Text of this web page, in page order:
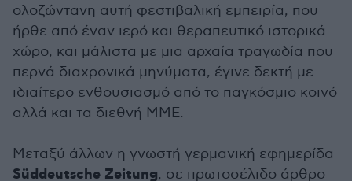
ολοζώντανη αυτή φεστιβαλική εμπειρία, που
ήρθε από έναν ιερό και θεραπευτικό ιστορικά
χώρο, και μάλιστα με μια αρχαία τραγωδία που
περνά διαχρονικά μηνύματα, έγινε δεκτή με
ιδιαίτερο ενθουσιασμό από το παγκόσμιο κοινό
αλλά και τα διεθνή ΜΜΕ.
Μεταξύ άλλων η γνωστή γερμανική εφημερίδα
Süddeutsche Zeitung, σε πρωτοσέλιδο άρθρο